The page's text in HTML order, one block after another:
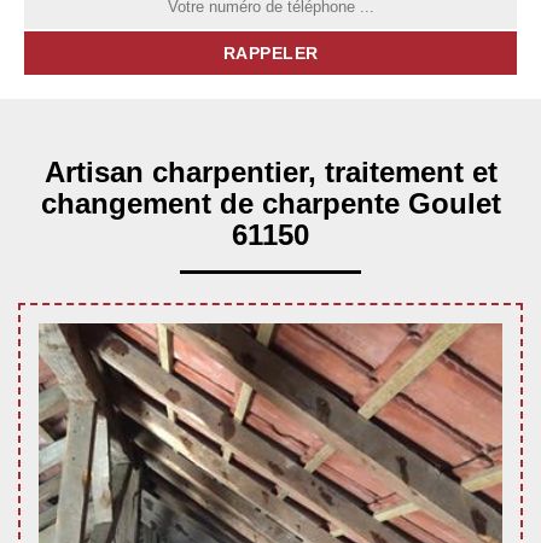
Artisan charpentier, traitement et
changement de charpente Goulet
61150